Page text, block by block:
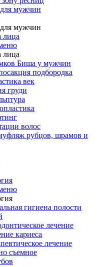
мужчин
мужчин
лица
лица
Биша у мужчин
подбородка
век
груди
волос
рубцов, шрамов и
гигиена полости
лечение
кариеса
лечение
съемное